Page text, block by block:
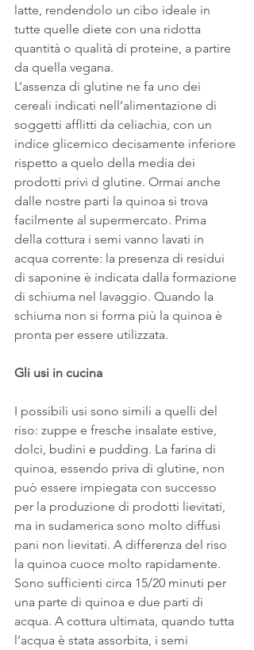
latte, rendendolo un cibo ideale in
tutte quelle diete con una ridotta
quantità o qualità di proteine, a partire
da quella vegana.
L’assenza di glutine ne fa uno dei
cereali indicati nell’alimentazione di
soggetti afflitti da celiachia, con un
indice glicemico decisamente inferiore
rispetto a quelo della media dei
prodotti privi d glutine. Ormai anche
dalle nostre parti la quinoa si trova
facilmente al supermercato. Prima
della cottura i semi vanno lavati in
acqua corrente: la presenza di residui
di saponine è indicata dalla formazione
di schiuma nel lavaggio. Quando la
schiuma non si forma più la quinoa è
pronta per essere utilizzata.
Gli usi in cucina
I possibili usi sono simili a quelli del
riso: zuppe e fresche insalate estive,
dolci, budini e pudding. La farina di
quinoa, essendo priva di glutine, non
può essere impiegata con successo
per la produzione di prodotti lievitati,
ma in sudamerica sono molto diffusi
pani non lievitati. A differenza del riso
la quinoa cuoce molto rapidamente.
Sono sufficienti circa 15/20 minuti per
una parte di quinoa e due parti di
acqua. A cottura ultimata, quando tutta
l’acqua è stata assorbita, i semi